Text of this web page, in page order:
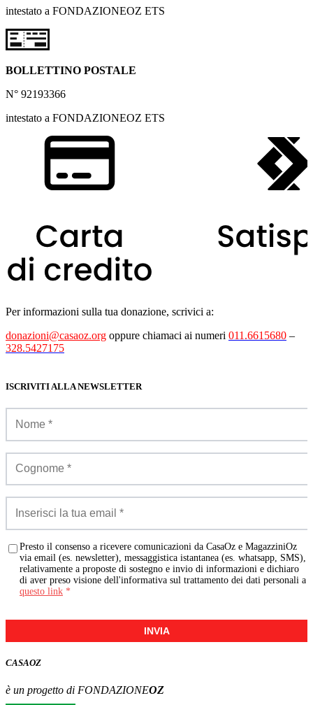
intestato a FONDAZIONEOZ ETS
BOLLETTINO POSTALE
N° 92193366
intestato a FONDAZIONEOZ ETS
Per informazioni sulla tua donazione, scrivici a:
donazioni@casaoz.org oppure chiamaci ai numeri 011.6615680 –
328.5427175
ISCRIVITI ALLA NEWSLETTER
Presto il consenso a ricevere comunicazioni da CasaOz e MagazziniOz
via email (es. newsletter), messaggistica istantanea (es. whatsapp, SMS),
relativamente a proposte di sostegno e invio di informazioni e dichiaro
di aver preso visione dell'informativa sul trattamento dei dati personali a
questo link *
INVIA
CASAOZ
è un progetto di FONDAZIONEOZ